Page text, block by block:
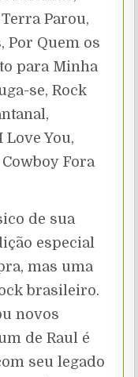
Parou,
Por Quem os
para Minha
se, Rock
You,
Fora
de sua
especial
mas uma
brasileiro.
novos
de Raul é
seu legado